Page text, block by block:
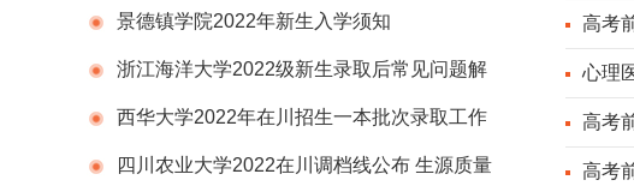
景德镇学院2022年新生入学须知
浙江海洋大学2022级新生录取后常见问题解
答汇总西华大学2022年在川招生一本批次录取工作
启动四川农业大学2022在川调档线公布 生源质量
查收
高考
心理
高考
高考